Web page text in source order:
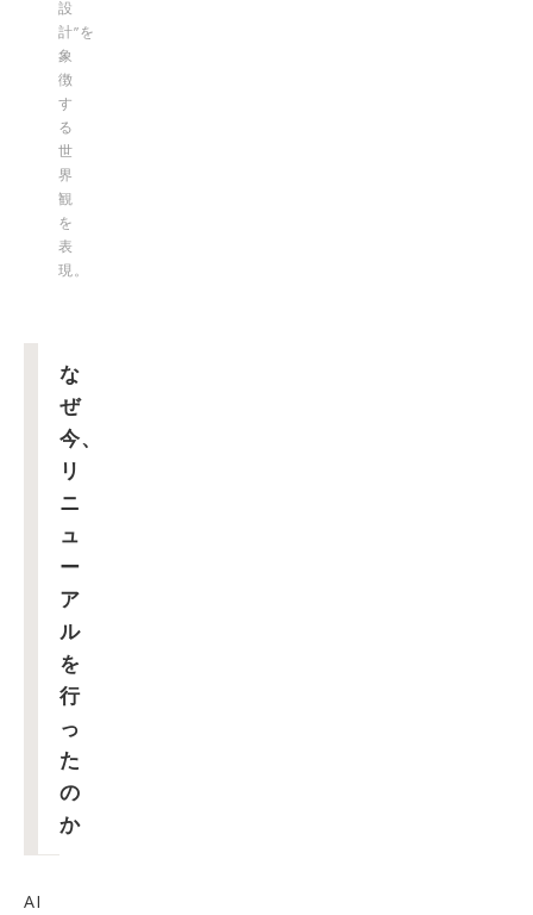
設
計”を
象
徴
す
る
世
界
観
を
表
現。
な
ぜ
今、
リ
ニ
ュ
ー
ア
ル
を
行
っ
た
の
か
AI